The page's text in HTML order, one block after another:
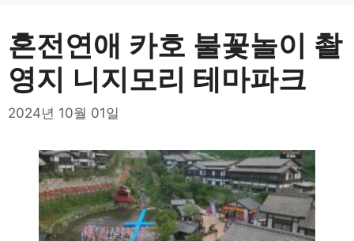
혼전연애 카호 불꽃놀이 촬
영지 니지모리 테마파크
2024년 10월 01일